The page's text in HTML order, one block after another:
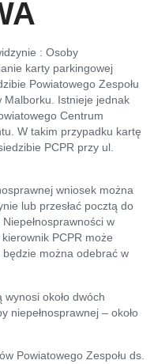
: Osoby
karty parkingowej
Powiatowego Zespołu
Malborku. Istnieje jednak
Centrum
W takim przypadku kartę
PCPR przy ul.
wniosek można
lub przesłać pocztą do
w
PCPR może
można odebrać w
około dwóch
niepełnosprawnej – około
Powiatowego Zespołu ds.